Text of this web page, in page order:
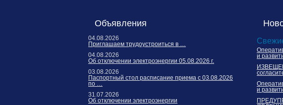
дер. Пеники, ул. Новая, д. 13,Объявления
04.08.2026
Приглашаем трудоустроиться в …
04.08.2026
Об отключении электроэнергии 05.08.2026 г.
03.08.2026
Паспортный стол расписание приема с 03.08.2026
по …
31.07.2026
Об отключении электроэнергии
и
и